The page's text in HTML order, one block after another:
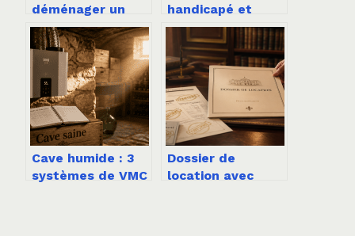
déménager un
voisin sans conflit
ni faux pas
juridiques
handicapé et
résiliation de bail
: vos droits
expliqués
simplement
Cave humide : 3
systèmes de VMC
Dossier de
location avec